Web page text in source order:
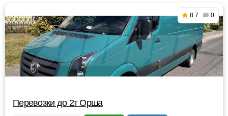
8.7 0
Перевозки до 2т Орша